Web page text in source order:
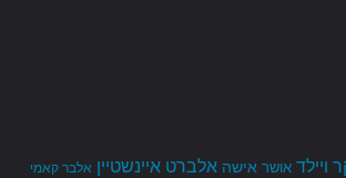
ויילד אושר אישה אלברט איינשטיין אלבר קאמי